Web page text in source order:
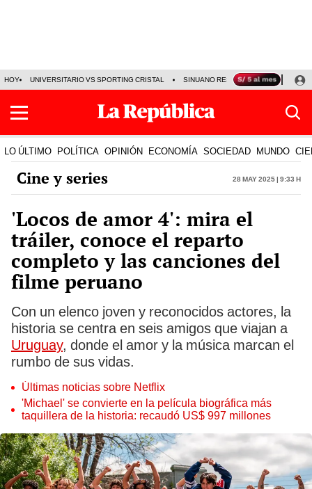
HOY UNIVERSITARIO VS SPORTING CRISTAL SINUANO RESULTADOS HOY
LO ÚLTIMO POLÍTICA OPINIÓN ECONOMÍA SOCIEDAD MUNDO
Cine y series 28 May 2025 | 9:33 h
'Locos de amor 4': mira el
tráiler, conoce el reparto
completo y las canciones del
filme peruano
Con un elenco joven y reconocidos actores, la
historia se centra en seis amigos que viajan a
Uruguay, donde el amor y la música marcan el
rumbo de sus vidas.
Últimas noticias sobre Netflix
'Michael' se convierte en la película biográfica más
taquillera de la historia: recaudó US$ 997 millones